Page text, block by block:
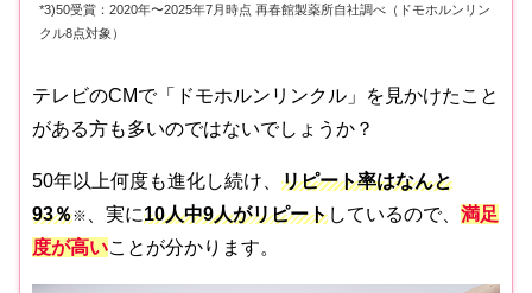
*3)50受賞：2020年〜2025年7月時点 再春館製薬所自社調べ（ドモホルンリン
クル8点対象）
テレビのCMで「ドモホルンリンクル」を見かけたこと
がある方も多いのではないでしょうか？
50年以上何度も進化し続け、 リピート率はなんと
93％※ 、実に10人中9人がリピートしているので、 満足
度が高いことが分かります。